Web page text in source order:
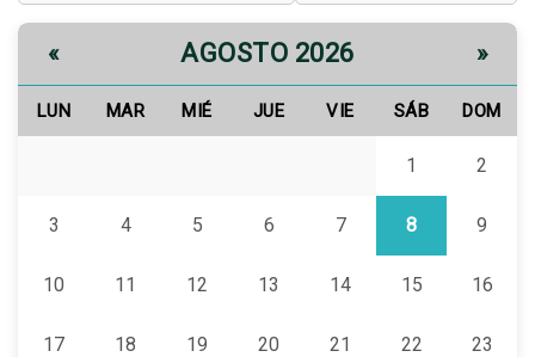
« AGOSTO 2026 »
LUN MAR MIÉ JUE VIE SÁB DOM
1 2
3 4 5 6 7 8 9
10 11 12 13 14 15 16
17 18 19 20 21 22 23